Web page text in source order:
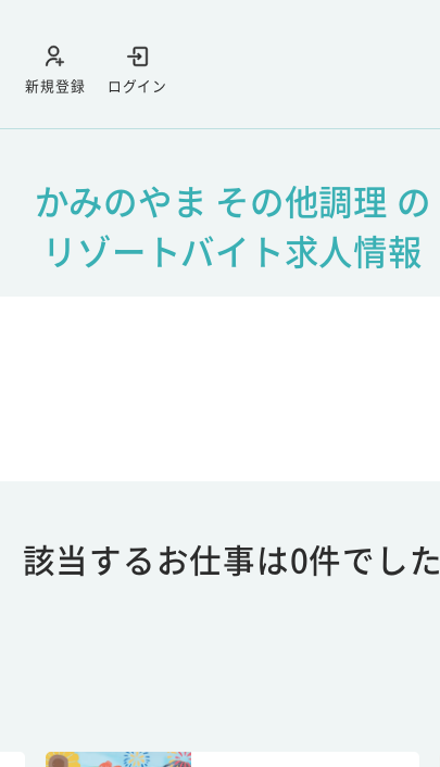
ログイン
新規登録
かみのやま その他調理 の
リゾートバイト求人情報
該当するお仕事は0件でした